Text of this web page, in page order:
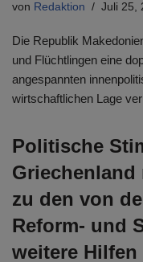
von Redaktion Juli 25,
Die Republik
und Flüchtlingen eine
angespannten
wirtschaftlichen Lage
Politische
Griechenland
zu den von
Reform- und
weitere Hilfen